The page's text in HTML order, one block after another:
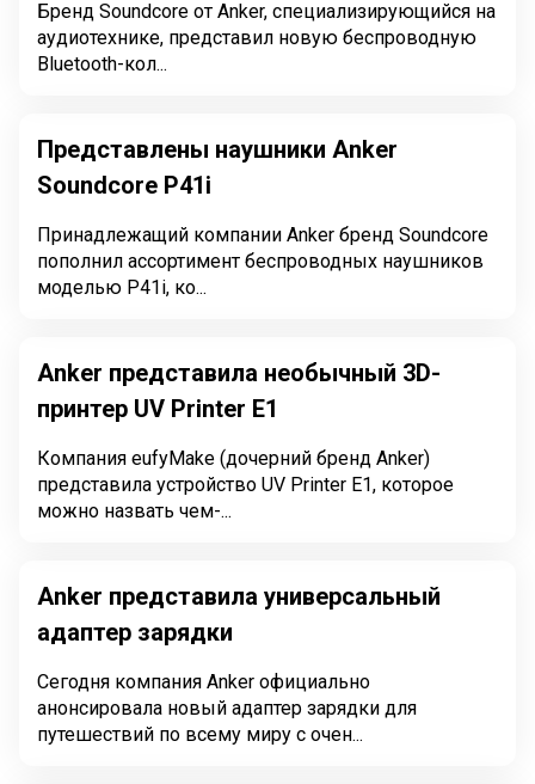
Бренд Soundcore от Anker, специализирующийся на
аудиотехнике, представил новую беспроводную
Bluetooth-кол...
Представлены наушники Anker
Soundcore P41i
Принадлежащий компании Anker бренд Soundcore
пополнил ассортимент беспроводных наушников
моделью P41i, ко...
Anker представила необычный 3D-
принтер UV Printer E1
Компания eufyMake (дочерний бренд Anker)
представила устройство UV Printer E1, которое
можно назвать чем-...
Anker представила универсальный
адаптер зарядки
Сегодня компания Anker официально
анонсировала новый адаптер зарядки для
путешествий по всему миру с очен...